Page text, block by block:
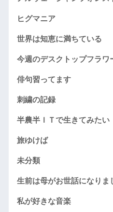
ヒグマニア
世界は知恵に満ちている
今週のデスクトップフラワ
俳句習ってます
刺繍の記録
半農半ＩＴで生きてみたい
旅ゆけば
未分類
生前は母がお世話になりま
私が好きな音楽